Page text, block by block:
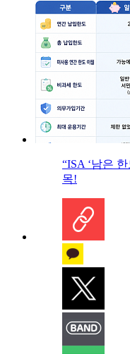
“ISA ‘남은
목!